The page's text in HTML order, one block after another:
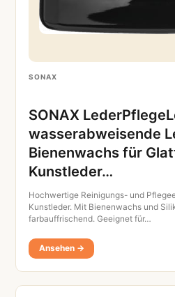
SONAX
SONAX
wasserabweisende
Bienenwachs für
Kunstleder…
Hochwertige Reinigungs- und
Kunstleder. Mit Bienenwachs und
farbauffrischend. Geeignet für…
Ansehen →